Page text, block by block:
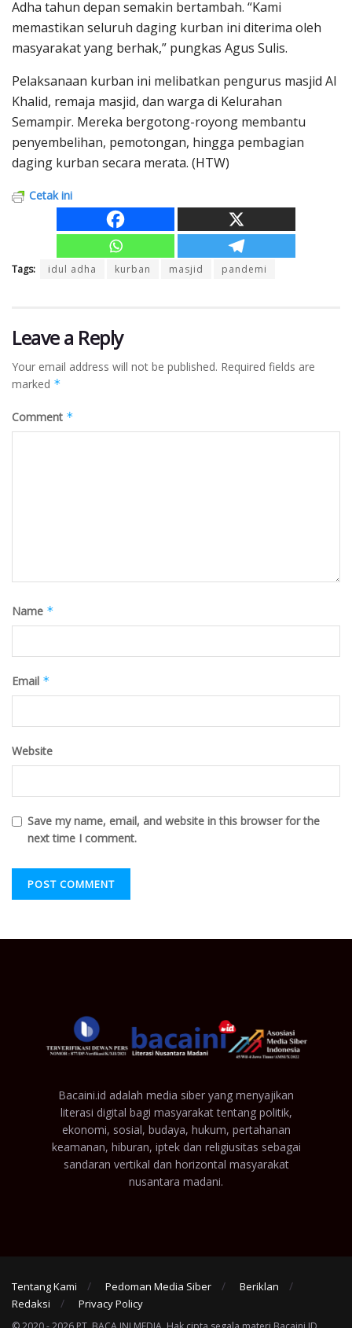
Adha tahun depan semakin bertambah. “Kami
memastikan seluruh daging kurban ini diterima oleh
masyarakat yang berhak,” pungkas Agus Sulis.
Pelaksanaan kurban ini melibatkan pengurus masjid Al
Khalid, remaja masjid, dan warga di Kelurahan
Semampir. Mereka bergotong-royong membantu
penyembelihan, pemotongan, hingga pembagian
daging kurban secara merata. (HTW)
Cetak ini
Tags: idul adha kurban masjid pandemi
Leave a Reply
Your email address will not be published. Required fields are
marked *
Comment *
Name *
Email *
Website
Save my name, email, and website in this browser for the
next time I comment.
Bacaini.id adalah media siber yang menyajikan
literasi digital bagi masyarakat tentang politik,
ekonomi, sosial, budaya, hukum, pertahanan
keamanan, hiburan, iptek dan religiusitas sebagai
sandaran vertikal dan horizontal masyarakat
nusantara madani.
Tentang Kami Pedoman Media Siber
Beriklan
Redaksi
Privacy Policy